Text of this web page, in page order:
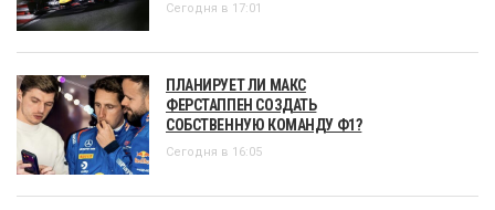
Сегодня в 17:01
ПЛАНИРУЕТ ЛИ МАКС
ФЕРСТАППЕН СОЗДАТЬ
СОБСТВЕННУЮ КОМАНДУ Ф1?
Сегодня в 16:05